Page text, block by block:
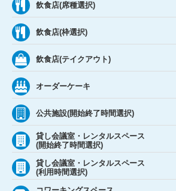
飲食店(席種選択)
飲食店(枠選択)
飲食店(テイクアウト)
オーダーケーキ
公共施設(開始終了時間選択)
貸し会議室・レンタルスペース
(開始終了時間選択)
貸し会議室・レンタルスペース
(利用時間選択)